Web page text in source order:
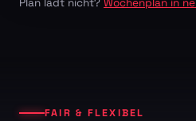
Plan lädt nicht? Wochenplan in
FAIR & FLEXIBEL